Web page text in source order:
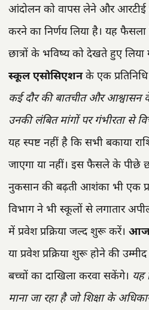
आंदोलन को वापस लेने और आरटीई
करने का निर्णय लिया है। यह फैसला
छात्रों के भविष्य को देखते हुए लिया
स्कूल एसोसिएशनके एक
कई दौर की बातचीत और आश्वासन
उनकी लंबित मांगों पर गंभीरता से
यह स्पष्ट नहीं है कि सभी बकाया
जाएगा या नहीं। इस फैसले के पीछे
नुकसान की बढ़ती आशंका भी एक
विभाग ने भी स्कूलों से लगातार
में प्रवेश प्रक्रिया जल्द शुरू करें।
या प्रवेश प्रक्रिया शुरू होने की
बच्चों का दाखिला करवा सकेंगे। यह
माना जा रहा है जो शिक्षा के